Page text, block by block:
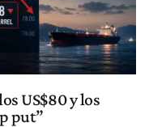
US$80 y los
put”